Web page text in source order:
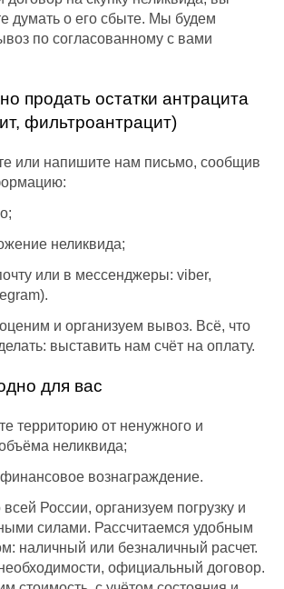
думать о его сбыте. Мы будем
по согласованному с вами
продать остатки антрацита
фильтроантрацит)
или напишите нам письмо, сообщив
неликвида;
или в мессенджеры: viber,
и организуем вывоз. Всё, что
выставить нам счёт на оплату.
для вас
территорию от ненужного и
неликвида;
вознаграждение.
России, организуем погрузку и
силами. Рассчитаемся удобным
наличный или безналичный расчет.
официальный договор.